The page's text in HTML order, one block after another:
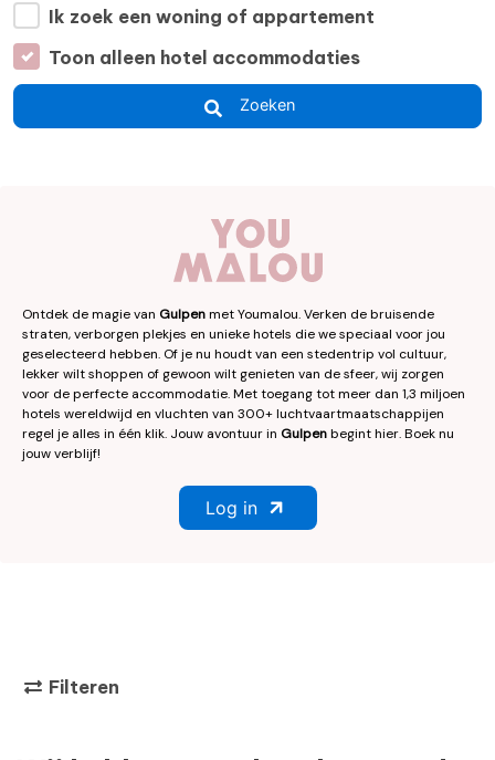
Ik zoek een woning of appartement
Toon alleen hotel accommodaties
Zoeken
Ontdek de magie van Gulpenmet Youmalou. Verken de bruisende
straten, verborgen plekjes en unieke hotels die we speciaal voor jou
geselecteerd hebben. Of je nu houdt van een stedentrip vol cultuur,
lekker wilt shoppen of gewoon wilt genieten van de sfeer, wij zorgen
voor de perfecte accommodatie. Met toegang tot meer dan 1,3 miljoen
hotels wereldwijd en vluchten van 300+ luchtvaartmaatschappijen
regel je alles in één klik. Jouw avontuur in Gulpenbegint hier. Boek nu
jouw verblijf!
Log in
Filteren